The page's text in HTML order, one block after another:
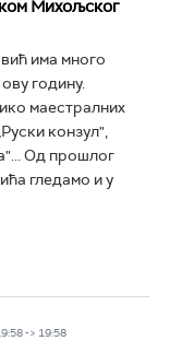
Михољског
има много
годину.
маестралних
конзул",
Од прошлог
гледамо и у
-> 19:58